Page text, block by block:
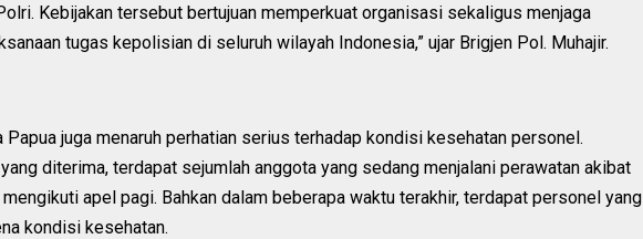
Kebijakan tersebut bertujuan memperkuat organisasi sekaligus menjaga
tugas kepolisian di seluruh wilayah Indonesia,” ujar Brigjen Pol. Muhajir.
Papua juga menaruh perhatian serius terhadap kondisi kesehatan personel.
diterima, terdapat sejumlah anggota yang sedang menjalani perawatan akibat
apel pagi. Bahkan dalam beberapa waktu terakhir, terdapat personel yang
kondisi kesehatan.